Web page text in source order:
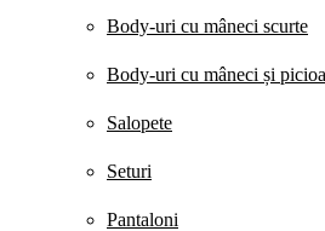
Body-uri cu mâneci scurte
Body-uri cu mâneci și
Salopete
Seturi
Pantaloni